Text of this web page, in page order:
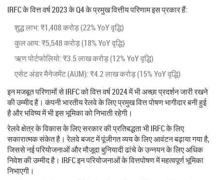
IRFC के वित्त वर्ष 2023 के Q4 के प्रमुख वित्तीय परिणाम इस प्रकार हैं:
शुद्ध लाभ: ₹1,408 करोड़ (22% YoY वृद्धि)
कुल आय: ₹5,548 करोड़ (18% YoY वृद्धि)
ऋण पोर्टफोलियो: ₹3.5 लाख करोड़ (12% YoY वृद्धि)
एसेट अंडर मैनेजमेंट (AUM): ₹4.2 लाख करोड़ (15% YoY वृद्धि)
इन मजबूत परिणामों से IRFC को वित्त वर्ष 2024 में भी अच्छा प्रदर्शन जारी रखने
की उम्मीद है। कंपनी भारतीय रेलवे के लिए प्रमुख वित्त पोषण भागीदार बनी हुई
है और भविष्य में भी इस भूमिका को निभाती रहेगी।
रेलवे क्षेत्र के विकास के लिए सरकार की प्रतिबद्धता भी IRFC के लिए
सकारात्मक संकेत है। रेलवे बजट में पूंजीगत व्यय के लिए आवंटन बढ़ाया गया है,
जिससे नई परियोजनाओं और मौजूदा बुनियादी ढांचे के उन्नयन के लिए अधिक
निवेश की उम्मीद है। IRFC इन परियोजनाओं के वित्तपोषण में महत्वपूर्ण भूमिका
निभाएगी।